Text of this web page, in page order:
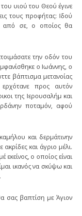
υιού του Θεού έγινε
τους προφήτας: Ιδού
από σε, ο οποίος θα
την οδόν του
ο Ιωάννης, ο
βάπτισμα μετανοίας
προς αυτόν
της Ιερουσαλήμ και
ποταμόν, αφού
και δερμάτινην
και άγριο μέλι.
εκείνος, ο οποίος είναι
ικανός να σκύψω και
σας βαπτίση με Άγιον